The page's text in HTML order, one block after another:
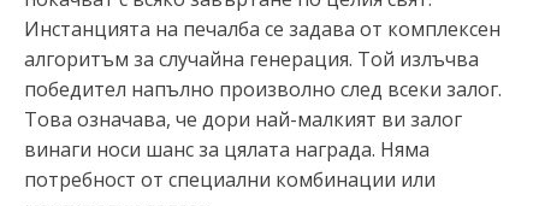
Инстанцията на печалба се задава от комплексен
алгоритъм за случайна генерация. Той излъчва
победител напълно произволно след всеки залог.
Това означава, че дори най-малкият ви залог
винаги носи шанс за цялата награда. Няма
потребност от специални комбинации или